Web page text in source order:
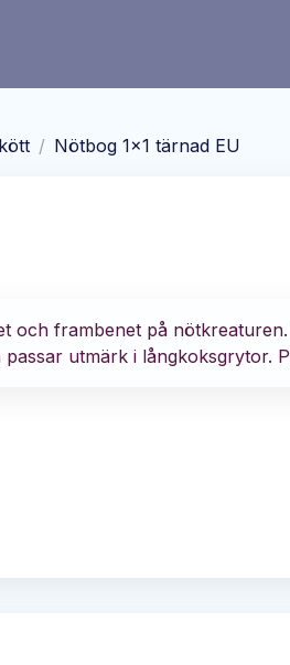
/ Nötbog 1x1 tärnad EU
och frambenet på
utmärk i långkoksgrytor.